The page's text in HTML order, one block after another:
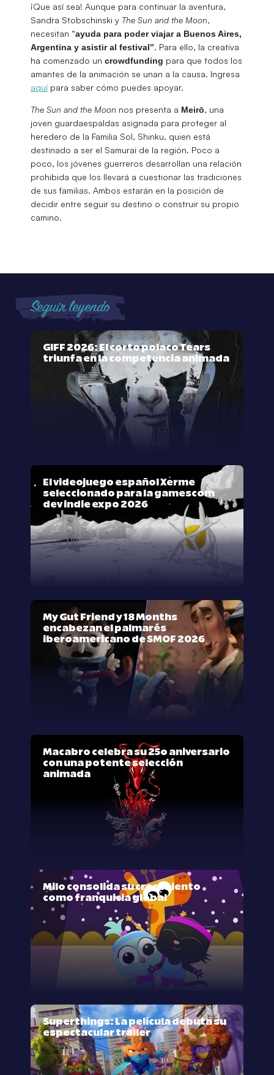
¡Que así sea! Aunque para continuar la aventura,
Sandra Stobschinski y The Sun and the Moon,
necesitan “ayuda para poder viajar a Buenos Aires,
Argentina y asistir al festival”. Para ello, la creativa
ha comenzado un crowdfunding para que todos los
amantes de la animación se unan a la causa. Ingresa
aquí para saber cómo puedes apoyar.
The Sun and the Moon nos presenta a Meirō, una
joven guardaespaldas asignada para proteger al
heredero de la Familia Sol, Shinku, quien está
destinado a ser el Samurai de la región. Poco a
poco, los jóvenes guerreros desarrollan una relación
prohibida que los llevará a cuestionar las tradiciones
de sus familias. Ambos estarán en la posición de
decidir entre seguir su destino o construir su propio
camino.
Seguir leyendo
GIFF 2026: El corto polaco Tears
triunfa en la competencia animada
El videojuego español Xerme
seleccionado para la gamescom
dev indie expo 2026
My Gut Friend y 18 Months
encabezan el palmarés
iberoamericano de SMOF 2026
Macabro celebra su 25º aniversario
con una potente selección
animada
Milo consolida su crecimiento
como franquicia global
Superthings: La película debuta su
espectacular trailer